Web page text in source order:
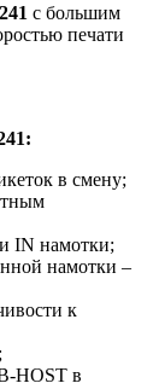
с большим
печати
в смену;
IN намотки;
намотки –
к
HOST в